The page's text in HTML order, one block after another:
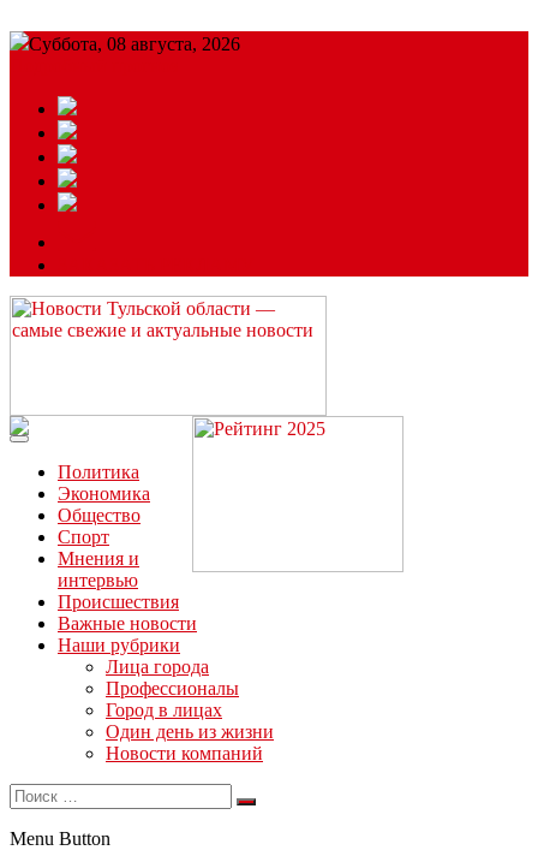
Суббота, 08 августа, 2026
Читайте последние новости дня в Тульской области на сайте
“ЗаНовомосковск”
Политика
Экономика
Общество
Спорт
Мнения и
интервью
Происшествия
Важные новости
Наши рубрики
Лица города
Профессионалы
Город в лицах
Один день из жизни
Новости компаний
Menu Button